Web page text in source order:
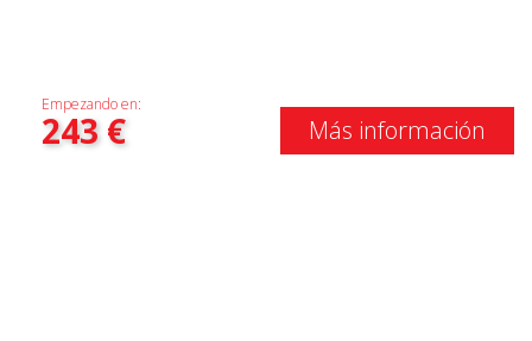
Empezando en:
243€ Más información